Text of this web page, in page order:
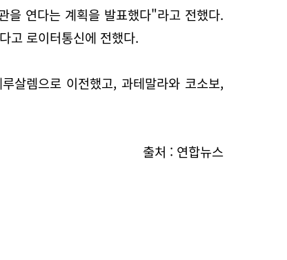
을 연다는 계획을 발표했다"라고 전했다.
고 로이터통신에 전했다.
살렘으로 이전했고, 과테말라와 코소보,
출처 : 연합뉴스